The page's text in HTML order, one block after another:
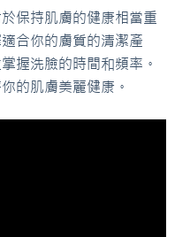
保持肌膚的健康相當重
合你的膚質的清潔產
握洗臉的時間和頻率。
的肌膚美麗健康。